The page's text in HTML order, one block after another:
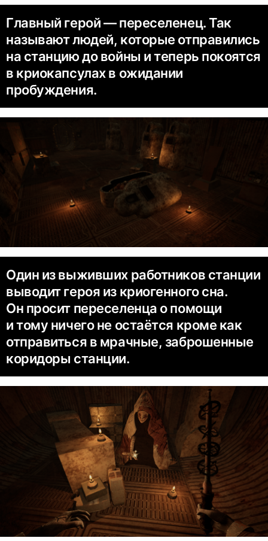
Главный герой — переселенец. Так
называют людей, которые отправились
на станцию до войны и теперь покоятся
в криокапсулах в ожидании
пробуждения.
Один из выживших работников станции
выводит героя из криогенного сна.
Он просит переселенца о помощи
и тому ничего не остаётся кроме как
отправиться в мрачные, заброшенные
коридоры станции.